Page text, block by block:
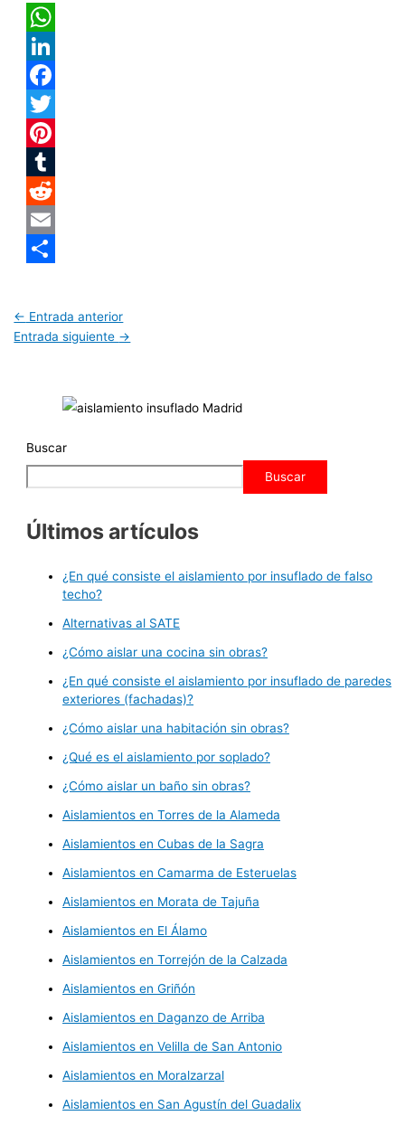
WhatsApp
LinkedIn
Facebook
Twitter
Pinterest
Tumblr
Reddit
Email
← Entrada anterior
Entrada siguiente →
Buscar
Buscar
Últimos artículos
¿En qué consiste el aislamiento por insuflado de falso
techo?
Alternativas al SATE
¿Cómo aislar una cocina sin obras?
¿En qué consiste el aislamiento por insuflado de paredes
exteriores (fachadas)?
¿Cómo aislar una habitación sin obras?
¿Qué es el aislamiento por soplado?
¿Cómo aislar un baño sin obras?
Aislamientos en Torres de la Alameda
Aislamientos en Cubas de la Sagra
Aislamientos en Camarma de Esteruelas
Aislamientos en Morata de Tajuña
Aislamientos en El Álamo
Aislamientos en Torrejón de la Calzada
Aislamientos en Griñón
Aislamientos en Daganzo de Arriba
Aislamientos en Velilla de San Antonio
Aislamientos en Moralzarzal
Aislamientos en San Agustín del Guadalix